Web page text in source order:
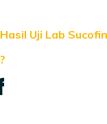
Uji Lab